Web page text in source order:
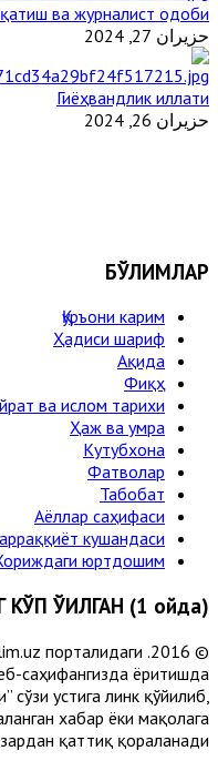
ва журналист одоби
حزيران 27, 2024
Гиёҳвандлик иллати
حزيران 26, 2024
БЎЛИМЛАР
Қуръони карим
Ҳадиси шариф
Ақида
Фиқҳ
ва ислом тарихи
Ҳаж ва умра
Кутубхона
Фатволар
Табобат
Аёллар саҳифаси
кушандаси
юртдошим
КЎП ЎҚИЛГАН (1 ойда)
порталидаги
саҳифангизда ёритишда
устига линк қўйилиб,
хабар ёки мақолага
қаттиқ қораланади.